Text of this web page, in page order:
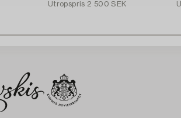
Utropspris 2 500 SEK